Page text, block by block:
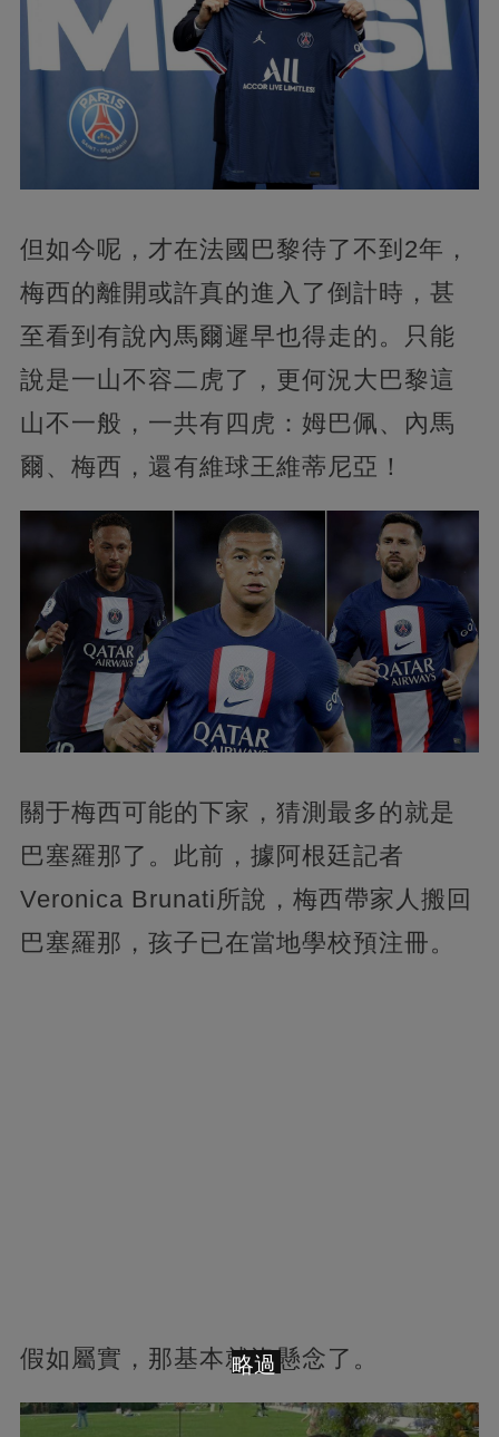
但如今呢，才在法國巴黎待了不到2年，
梅西的離開或許真的進入了倒計時，甚
至看到有說內馬爾遲早也得走的。只能
說是一山不容二虎了，更何況大巴黎這
山不一般，一共有四虎：姆巴佩、內馬
爾、梅西，還有維球王維蒂尼亞！
關于梅西可能的下家，猜測最多的就是
巴塞羅那了。此前，據阿根廷記者
Veronica Brunati所說，梅西帶家人搬回
巴塞羅那，孩子已在當地學校預注冊。
假如屬實，那基本就沒懸念了。
略過